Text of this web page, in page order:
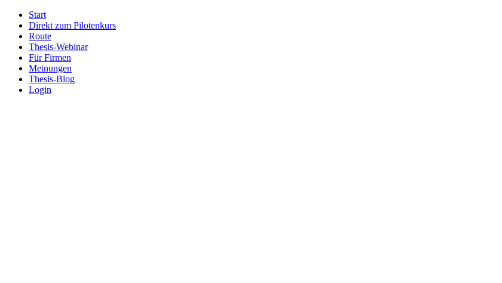
Start
Direkt zum Pilotenkurs
Route
Thesis-Webinar
Für Firmen
Meinungen
Thesis-Blog
Login